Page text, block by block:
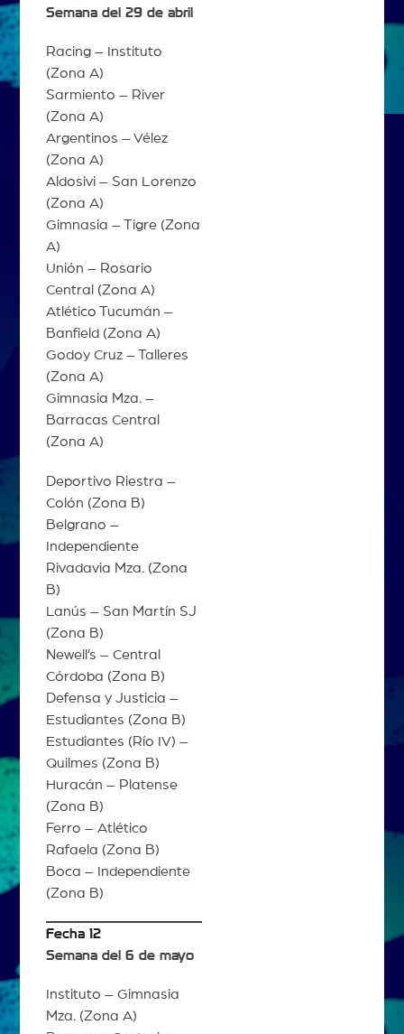
Semana del 29 de abril
Racing – Instituto
(Zona A)
Sarmiento – River
(Zona A)
Argentinos – Vélez
(Zona A)
Aldosivi – San Lorenzo
(Zona A)
Gimnasia – Tigre (Zona
A)
Unión – Rosario
Central (Zona A)
Atlético Tucumán –
Banfield (Zona A)
Godoy Cruz – Talleres
(Zona A)
Gimnasia Mza. –
Barracas Central
(Zona A)
Deportivo Riestra –
Colón (Zona B)
Belgrano –
Independiente
Rivadavia Mza. (Zona
B)
Lanús – San Martín SJ
(Zona B)
Newell’s – Central
Córdoba (Zona B)
Defensa y Justicia –
Estudiantes (Zona B)
Estudiantes (Río IV) –
Quilmes (Zona B)
Huracán – Platense
(Zona B)
Ferro – Atlético
Rafaela (Zona B)
Boca – Independiente
(Zona B)
Fecha 12
Semana del 6 de mayo
Instituto – Gimnasia
Mza. (Zona A)